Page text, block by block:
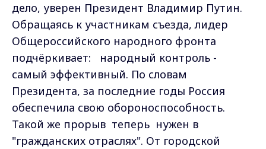
дело, уверен Президент Владимир Путин.
Обращаясь к участникам съезда, лидер
Общероссийского народного фронта
подчёркивает: народный контроль -
самый эффективный. По словам
Президента, за последние годы Россия
обеспечила свою обороноспособность.
Такой же прорыв теперь нужен в
"гражданских отраслях". От городской